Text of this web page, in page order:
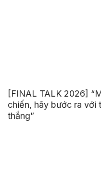
[FINAL TALK 2026]
chiến, hãy bước ra với
thắng”